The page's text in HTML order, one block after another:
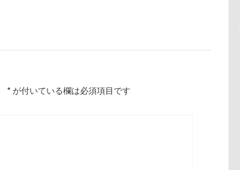
* が付いている欄は必須項目です